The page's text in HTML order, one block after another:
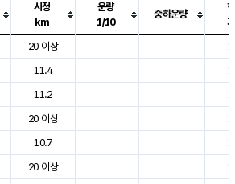
, 날씨, 기온, 강수, 바람, 기압등을 안내한 표입
시정
km
운량
1/10
중하운량
20 이상
11.4
11.2
20 이상
10.7
20 이상